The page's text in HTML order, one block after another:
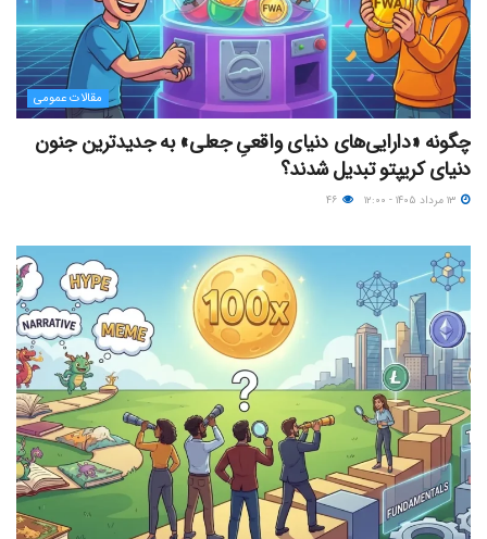
مقالات عمومی
چگونه «دارایی‌های دنیای واقعیِ جعلی» به جدیدترین جنون
دنیای کریپتو تبدیل شدند؟